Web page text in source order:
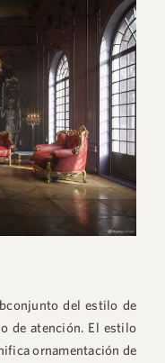
del estilo de
de atención. El estilo
ornamentación de